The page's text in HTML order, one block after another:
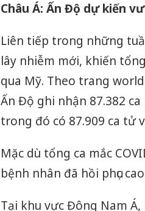
Châu Á: Ấn Độ dự kiến
Liên tiếp trong những
lây nhiễm mới, khiến
qua Mỹ. Theo trang
Ấn Độ ghi nhận 87.382
trong đó có 87.909 ca tử
Mặc dù tổng ca mắc
bệnh nhân đã hồi phục
Tại khu vực Đông Nam